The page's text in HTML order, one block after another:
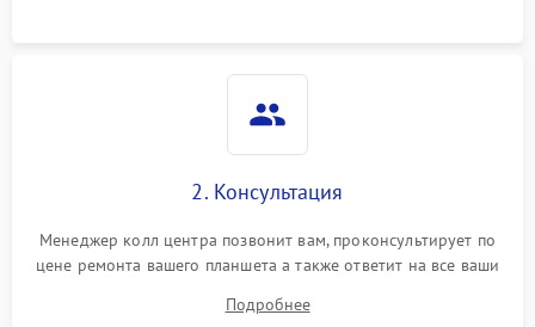
Питание и аккумулятор
2. Консультация
Менеджер колл центра позвонит вам, проконсультирует по
цене ремонта вашего планшета а также ответит на все ваши
Подробнее